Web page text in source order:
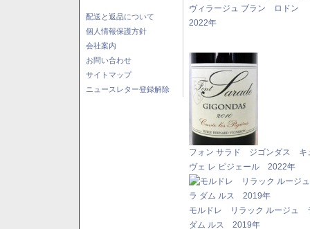
配送と返品について
個人情報保護方針
会社案内
お問い合わせ
サイトマップ
ニュースレター登録解除
ヴィラージュ ブラン ロドン
2022年
フォン サラド ジゴンダス キ
ヴェ レ ピジェール 2022年
モルドレ リラック ルージュ
ダム ルス 2019年